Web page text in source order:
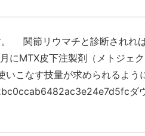
関節リウマチと診断されれ
にMTX皮下注製剤（メトジェ
いこなす技量が求められるよ
ダ